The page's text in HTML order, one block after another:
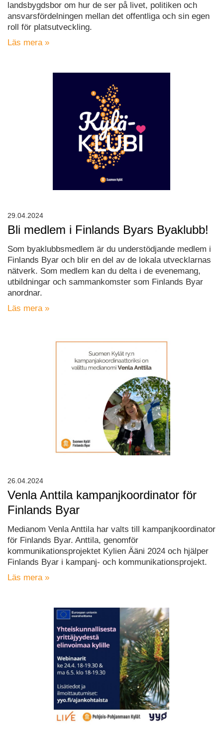
landsbygdsbor om hur de ser på livet, politiken och
ansvarsfördelningen mellan det offentliga och sin egen
roll för platsutveckling.
Läs mera »
Bli medlem i Finlands Byars Byaklubb!
Som byaklubbsmedlem är du understödjande medlem i
Finlands Byar och blir en del av de lokala utvecklarnas
nätverk. Som medlem kan du delta i de evenemang,
utbildningar och sammankomster som Finlands Byar
anordnar.
Läs mera »
29.04.2024
Venla Anttila kampanjkoordinator för
Finlands Byar
Medianom Venla Anttila har valts till kampanjkoordinator
för Finlands Byar. Anttila, genomför
kommunikationsprojektet Kylien Ääni 2024 och hjälper
Finlands Byar i kampanj- och kommunikationsprojekt.
Läs mera »
26.04.2024